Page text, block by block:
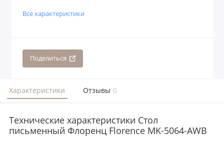
Все характеристики
Поделиться
Характеристики Отзывы 0
Технические характеристики Стол
письменный Флоренц Florence MK-5064-AWB